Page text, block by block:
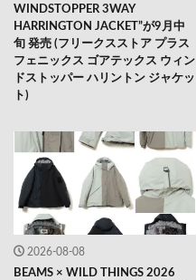
WINDSTOPPER 3WAY
HARRINGTON JACKET”が9月中
旬 発売 (フリークスストア プラス
フェニックス ゴアテックス ウィン
ドストッパー ハリントン ジャケッ
ト)
2026-08-08
BEAMS × WILD THINGS 2026